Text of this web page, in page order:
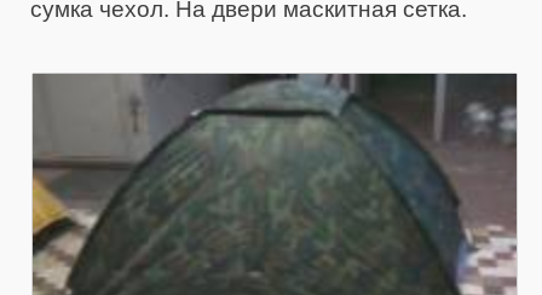
сумка чехол. На двери маскитная сетка.